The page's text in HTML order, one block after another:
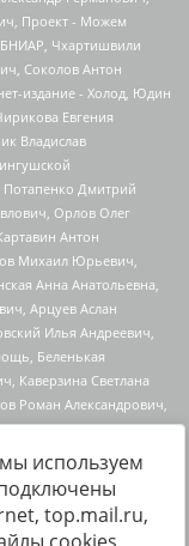
files/reestr-
на22.03.2024
используем
top.mail.ru,